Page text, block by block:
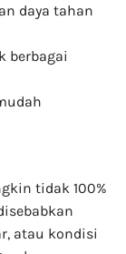
daya tahan
berbagai
tidak 100%
atau kondisi